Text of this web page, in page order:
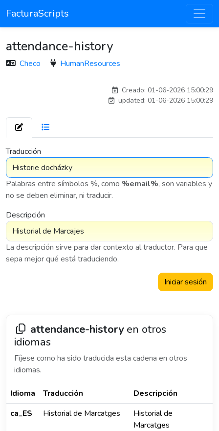
FacturaScripts
attendance-history
Checo HumanResources
Creado: 01-06-2026 15:00:29
updated: 01-06-2026 15:00:29
Traducción
Palabras entre símbolos %, como %email%, son variables y
no se deben eliminar, ni traducir.
Descripción
La descripción sirve para dar contexto al traductor. Para que
sepa mejor qué está traduciendo.
Iniciar sesión
attendance-historyen otros
idiomas
Fíjese como ha sido traducida esta cadena en otros
idiomas.
Idioma Traducción
Descripción
ca_ES
Historial de Marcatges
Historial de
Marcatges